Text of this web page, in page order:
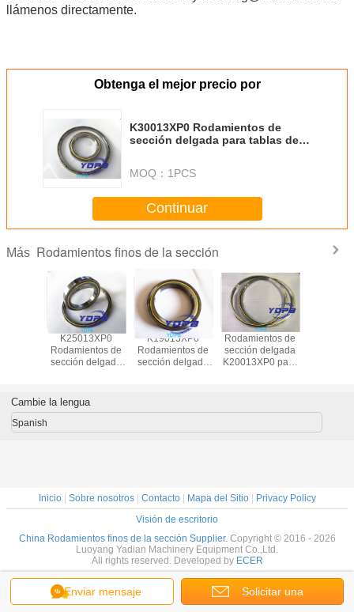
llámenos directamente.
Obtenga el mejor precio por
K30013XP0 Rodamientos de
sección delgada para tablas de
inoxidable
MOQ： 1PCS
Continuar
Más Rodamientos finos de la sección
a
acero
K25013XP0
Rodamientos de
sección delgada
Cajilla de latón
Rodamientos a
inoxidable
K19013XP0
Rodamientos de
sección delgada
Rodamientos a
inoxidable
Rodamientos de
sección delgada
K20013XP0 para
rodamientos
acero inoxidable
Enviar mensaje Solicitar una
Cambie la lengua
Spanish
Inicio| Sobre nosotros| Contacto| Mapa del Sitio| Privacy Policy
Visión de escritorio
China Rodamientos finos de la sección Supplier. Copyright © 2016 - 2026
Luoyang Yadian Machinery Equipment Co.,Ltd.
All rights reserved. Developed by ECER